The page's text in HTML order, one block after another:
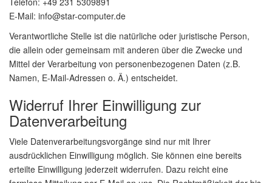
E-Mail: info@star-computer.de
Verantwortliche Stelle ist die natürliche oder juristische Person,
die allein oder gemeinsam mit anderen über die Zwecke und
Mittel der Verarbeitung von personenbezogenen Daten (z.B.
Namen, E-Mail-Adressen o. Ä.) entscheidet.
Widerruf Ihrer Einwilligung zur
Datenverarbeitung
Viele Datenverarbeitungsvorgänge sind nur mit Ihrer
ausdrücklichen Einwilligung möglich. Sie können eine bereits
erteilte Einwilligung jederzeit widerrufen. Dazu reicht eine